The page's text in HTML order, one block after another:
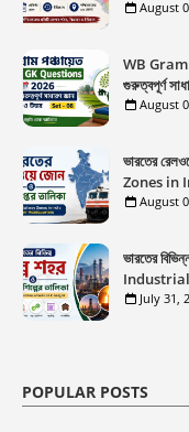
August
WB
গুরুত্বপূর্ণ
August
ভারতের
Zones in
August
ভারতের
July 31,
POPULAR POSTS